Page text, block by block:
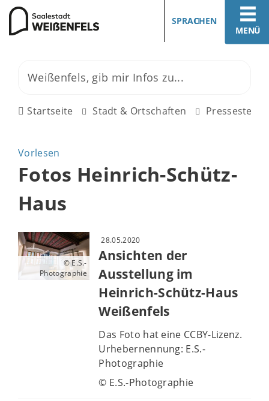
MENÜ
SPRACHEN
Startseite Stadt & Ortschaften Pressestelle
Vorlesen
Fotos Heinrich-Schütz-
Haus
© E.S.-
Photographie
28.05.2020
Ansichten der
Ausstellung im
Heinrich-Schütz-Haus
Weißenfels
Das Foto hat eine CCBY-Lizenz.
Urhebernennung: E.S.-
Photographie
© E.S.-Photographie